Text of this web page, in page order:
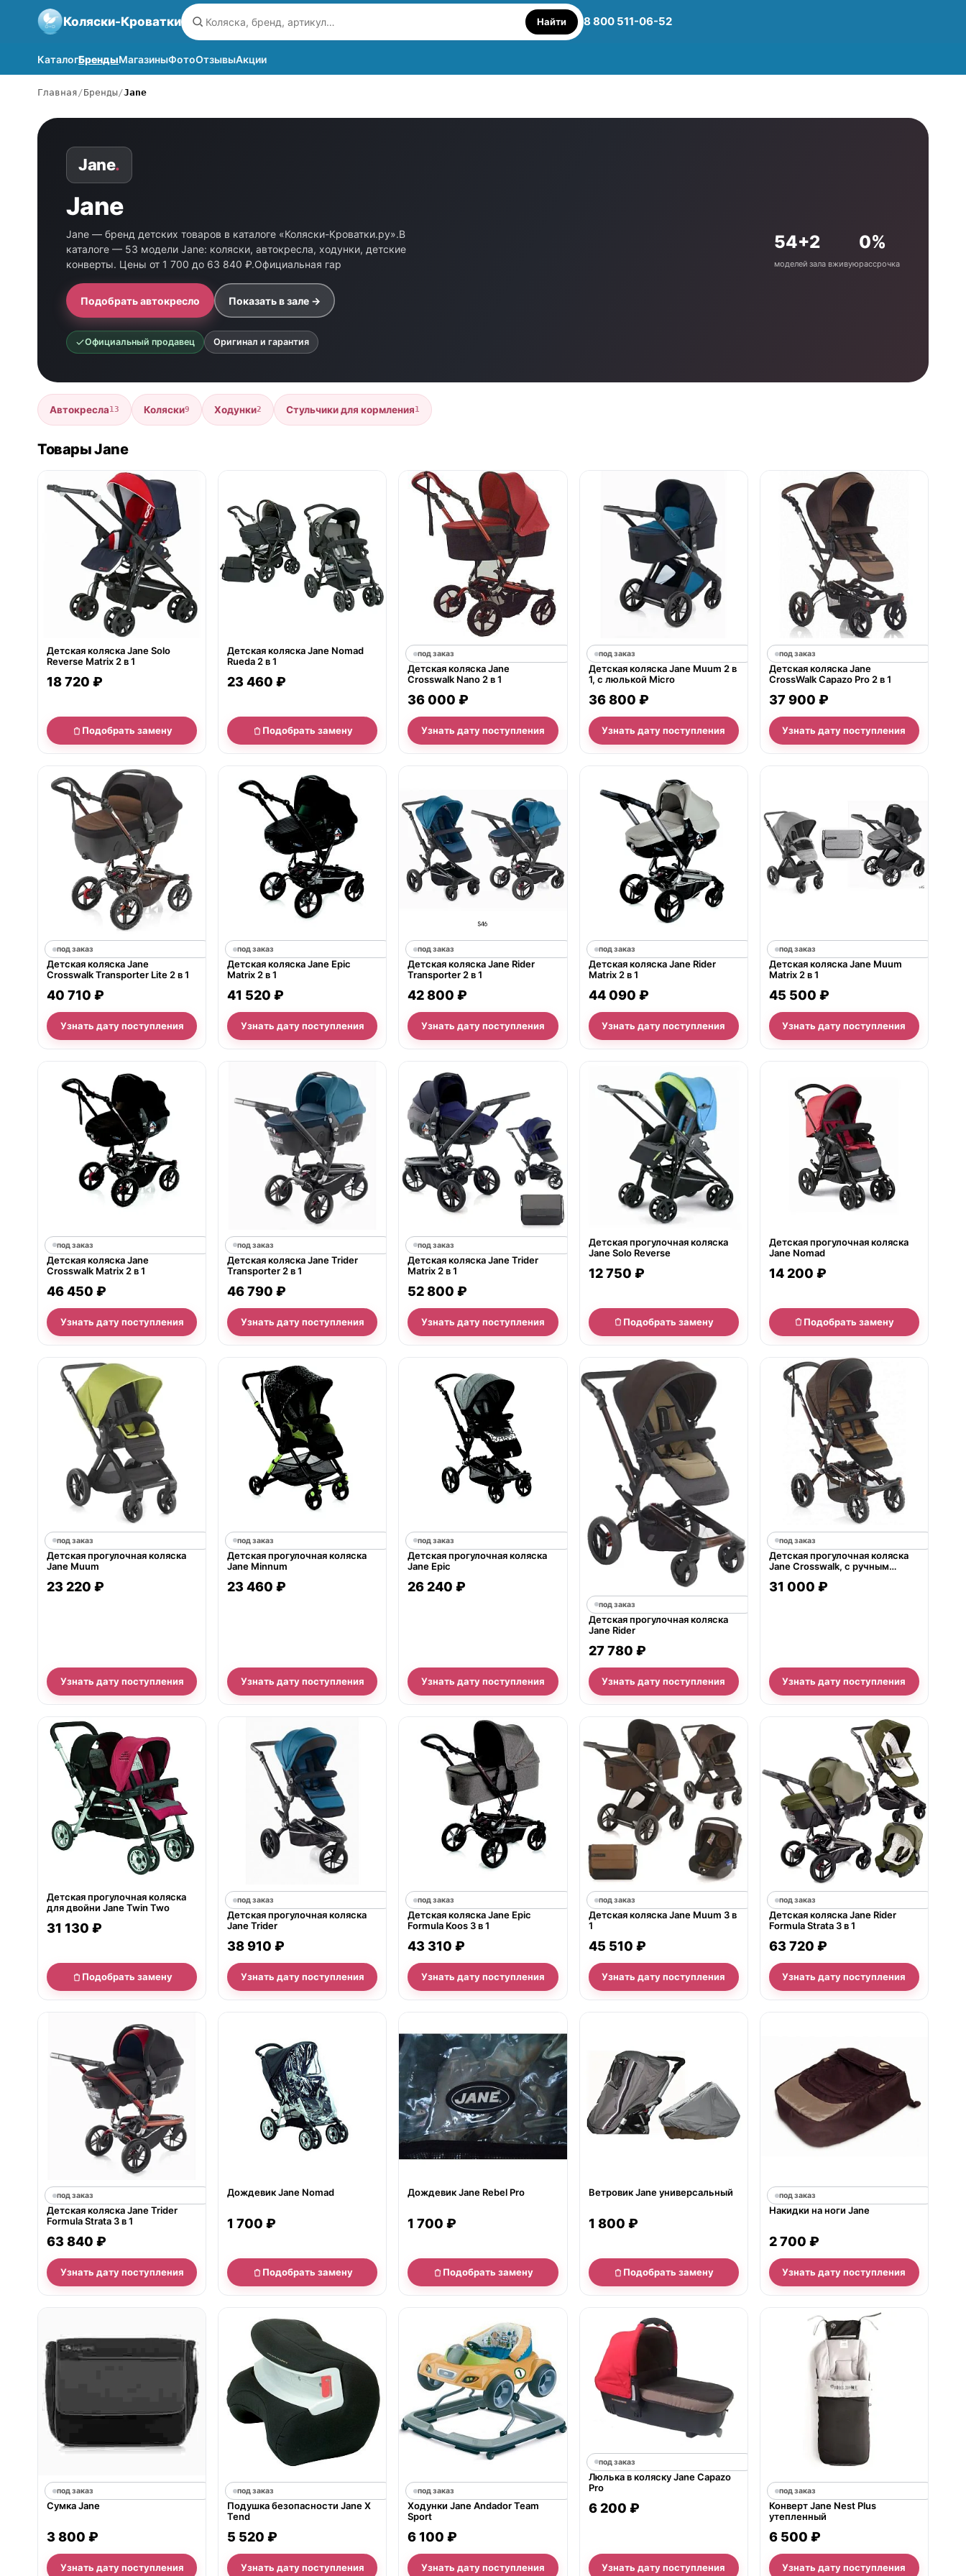
Коляски-Кроватки Найти 8 800 511-06-52
КаталогБрендыМагазиныФотоОтзывыАкции
Главная Бренды Jane
Jane.
Jane
Jane — бренд детских товаров в каталоге «Коляски-Кроватки.ру».В
каталоге — 53 модели Jane: коляски, автокресла, ходунки, детские
конверты. Цены от 1 700 до 63 840 ₽.Официальная гар
Подобрать автокресло Показать в зале →
Официальный продавец Оригинал и гарантия
54+
моделей
2
зала вживую
0%
рассрочка
Автокресла13 Коляски9 Ходунки2 Стульчики для кормления1
Товары Jane
нет в продаже
Детская коляска Jane Solo
Reverse Matrix 2 в 1
18 720 ₽
Подобрать замену
Детская коляска Jane Nomad
Rueda 2 в 1
23 460 ₽
Подобрать замену
под заказ
Детская коляска Jane
Crosswalk Nano 2 в 1
36 000 ₽
Узнать дату поступления
под заказ
Детская коляска Jane Muum 2 в
1, с люлькой Micro
36 800 ₽
Узнать дату поступления
под заказ
Детская коляска Jane
CrossWalk Capazo Pro 2 в 1
37 900 ₽
Узнать дату поступления
под заказ
Детская коляска Jane
Crosswalk Transporter Lite 2 в 1
40 710 ₽
Узнать дату поступления
под заказ
Детская коляска Jane Epic
Matrix 2 в 1
41 520 ₽
Узнать дату поступления
под заказ
Детская коляска Jane Rider
Transporter 2 в 1
42 800 ₽
Узнать дату поступления
под заказ
Детская коляска Jane Rider
Matrix 2 в 1
44 090 ₽
Узнать дату поступления
под заказ
Детская коляска Jane Muum
Matrix 2 в 1
45 500 ₽
Узнать дату поступления
под заказ
Детская коляска Jane
Crosswalk Matrix 2 в 1
46 450 ₽
Узнать дату поступления
под заказ
Детская коляска Jane Trider
Transporter 2 в 1
46 790 ₽
Узнать дату поступления
под заказ
Детская коляска Jane Trider
Matrix 2 в 1
52 800 ₽
Узнать дату поступления
Детская прогулочная коляска
Jane Solo Reverse
12 750 ₽
Подобрать замену
Детская прогулочная коляска
Jane Nomad
14 200 ₽
Подобрать замену
под заказ
Детская прогулочная коляска
Jane Muum
23 220 ₽
Узнать дату поступления
под заказ
Детская прогулочная коляска
Jane Minnum
23 460 ₽
Узнать дату поступления
под заказ
Детская прогулочная коляска
Jane Epic
26 240 ₽
Узнать дату поступления
под заказ
Детская прогулочная коляска
Jane Rider
27 780 ₽
Узнать дату поступления
под заказ
Детская прогулочная коляска
Jane Crosswalk, с ручным
31 000 ₽
Узнать дату поступления
нет в продаже
Детская прогулочная коляска
для двойни Jane Twin Two
31 130 ₽
Подобрать замену
под заказ
Детская прогулочная коляска
Jane Trider
38 910 ₽
Узнать дату поступления
под заказ
Детская коляска Jane Epic
Formula Koos 3 в 1
43 310 ₽
Узнать дату поступления
под заказ
Детская коляска Jane Muum 3 в
1
45 510 ₽
Узнать дату поступления
под заказ
Детская коляска Jane Rider
Formula Strata 3 в 1
63 720 ₽
Узнать дату поступления
под заказ
Детская коляска Jane Trider
Formula Strata 3 в 1
63 840 ₽
Узнать дату поступления
Дождевик Jane Nomad
1 700 ₽
Подобрать замену
Дождевик Jane Rebel Pro
1 700 ₽
Подобрать замену
Ветровик Jane универсальный
1 800 ₽
Подобрать замену
под заказ
Накидки на ноги Jane
2 700 ₽
Узнать дату поступления
под заказ
Сумка Jane
3 800 ₽
Узнать дату поступления
под заказ
Подушка безопасности Jane X
Tend
5 520 ₽
Узнать дату поступления
под заказ
Ходунки Jane Andador Team
Sport
6 100 ₽
Узнать дату поступления
под заказ
Люлька в коляску Jane Capazo
Pro
6 200 ₽
Узнать дату поступления
под заказ
Конверт Jane Nest Plus
утепленный
6 500 ₽
Узнать дату поступления